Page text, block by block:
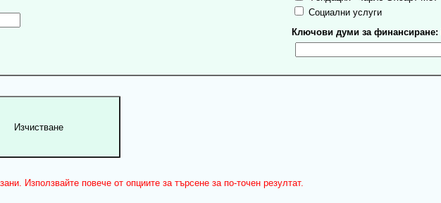
Социални услуги
Ключови думи за финансиране:
Използвайте повече от опциите за търсене за по-точен резултат.